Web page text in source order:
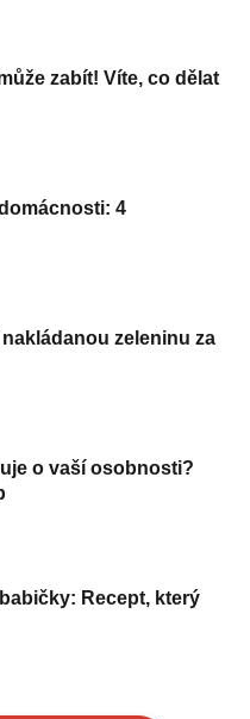
zabít! Víte, co dělat
4
zeleninu za
o vaší osobnosti?
Recept, který